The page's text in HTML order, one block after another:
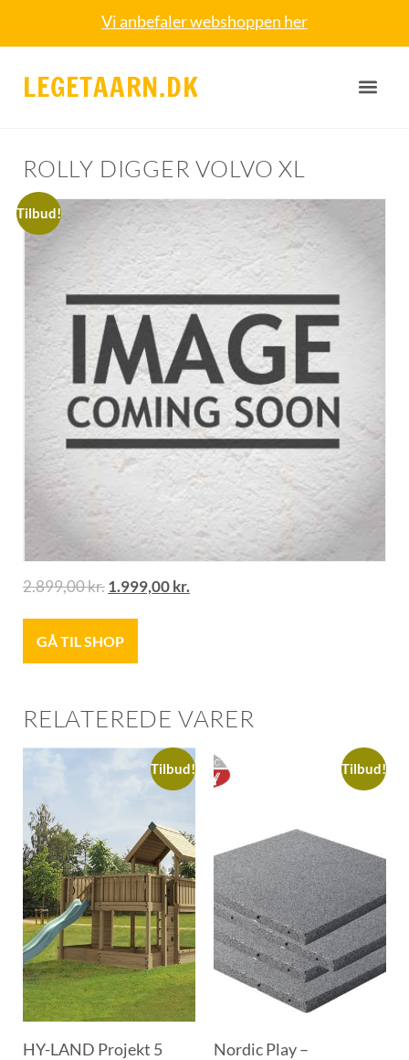
Vi anbefaler webshoppen her
LEGETAARN.DK
ROLLY DIGGER VOLVO XL
Tilbud!
2.899,00kr.1.999,00kr.
GÅ TIL SHOP
RELATEREDE VARER
Tilbud!
HY-LAND Projekt 5
Tilbud!
Nordic Play –